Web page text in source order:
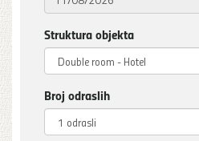
Struktura objekta
Broj odraslih